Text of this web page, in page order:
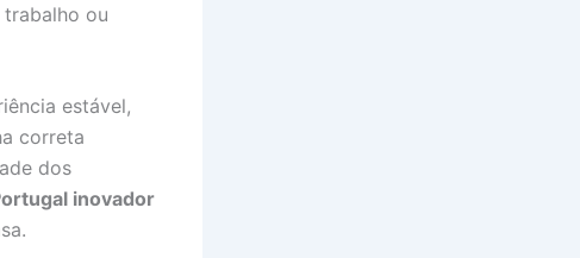
ou
estável,
correta
dos
inovador